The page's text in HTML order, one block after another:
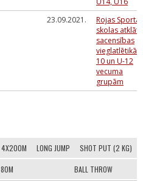
23.09.2021.
Rojas Sporta
skolas
sacensības
vieglatlētikā
10 un U-12
vecuma
grupām
4X200M LONG JUMP SHOT PUT (2 KG)
80M BALL THROW